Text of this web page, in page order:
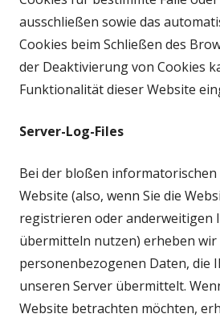
ausschließen sowie das
Cookies beim Schließen des
der Deaktivierung von Cookies
Funktionalität dieser Website
Server-Log-Files
Bei der bloßen
Website (also, wenn Sie die
registrieren oder anderweitigen
übermitteln nutzen) erheben wir
personenbezogenen Daten, die
unseren Server übermittelt.
Website betrachten möchten,